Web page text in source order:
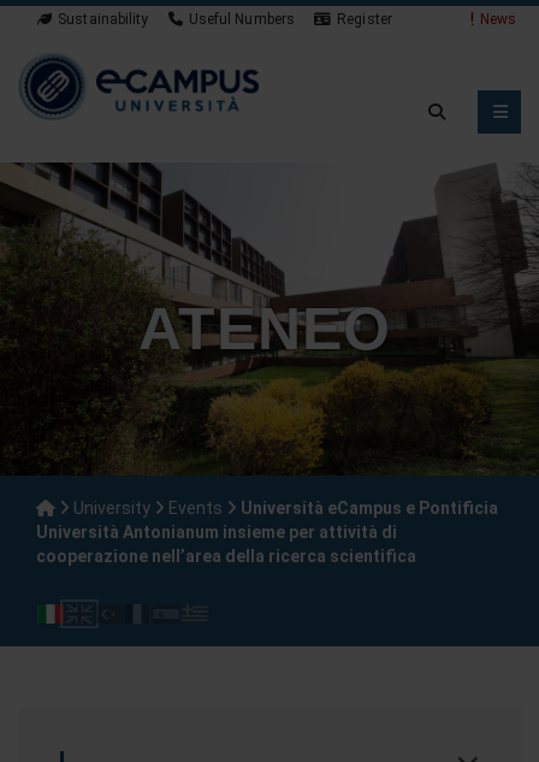
Sustainability Useful Numbers Register News
ATENEO
University Events
Università eCampus e Pontificia
Università Antonianum insieme per attività di
cooperazione nell’area della ricerca scientifica